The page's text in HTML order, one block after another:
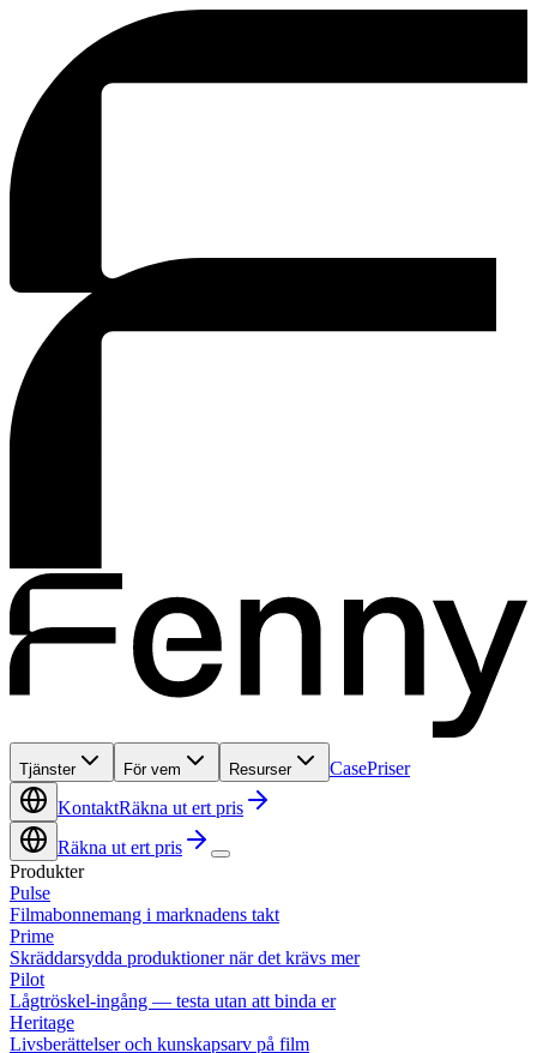
Tjänster För vem Resurser CasePriser
KontaktRäkna ut ert pris
Räkna ut ert pris
Produkter
Pulse
Filmabonnemang i marknadens takt
Prime
Skräddarsydda produktioner när det krävs mer
Pilot
Lågtröskel-ingång — testa utan att binda er
Heritage
Livsberättelser och kunskapsarv på film